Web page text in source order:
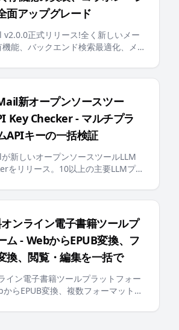
面アップグレード
正式リリース!全く新しいメー
能、バックエンド検索最適化、メ
などの重要なアップデートにより、
ます新オープンソースツー
Key Checker - マルチプラ
APIキーの一括検証
新しいオープンソースツールLLM
をリリース。10以上の主要LLMプラ
サポートし、開発者に効率的なAPI
ンライン電子書籍ツールプ
ム - WebからEPUB変換、フ
換、閲覧・編集を一括で
イン電子書籍ツールプラットフォー
らEPUB変換、複数フォーマット変
Booksなどの主要な読書デバ